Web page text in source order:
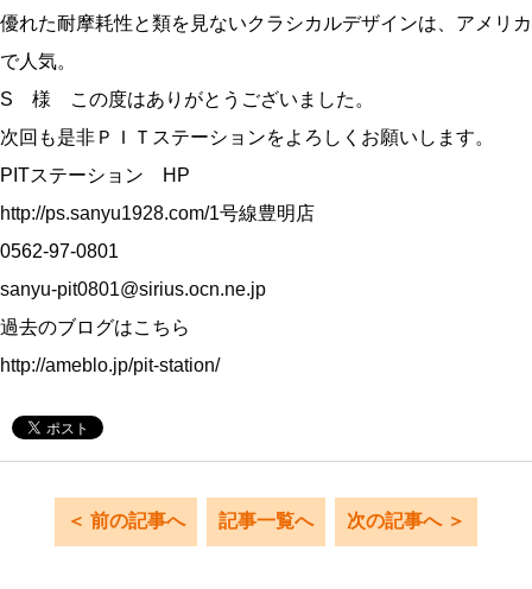
優れた耐摩耗性と類を見ないクラシカルデザインは、アメリカ
で人気。
S 様 この度はありがとうございました。
次回も是非ＰＩＴステーションをよろしくお願いします。
PITステーション HP
http://ps.sanyu1928.com/1号線豊明店
0562-97-0801
sanyu-pit0801@sirius.ocn.ne.jp
過去のブログはこちら
http://ameblo.jp/pit-station/
＜ 前の記事へ 記事一覧へ 次の記事へ ＞